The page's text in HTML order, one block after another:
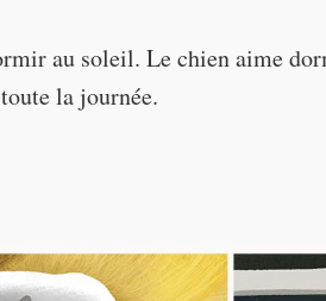
au soleil. Le chien aime
la journée.